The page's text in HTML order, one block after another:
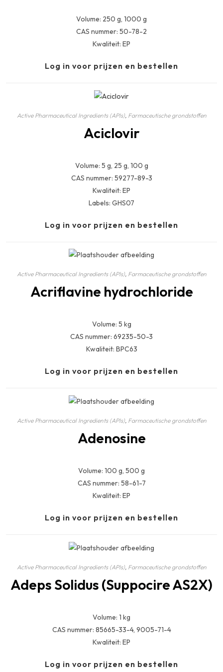
Volume: 250 g, 1000 g
CAS nummer: 50-78-2
Kwaliteit: EP
Log in voor prijzen en bestellen
Active Pharmaceutical Ingredients (APIs), Farmaceutische grondstoffen
Aciclovir
Volume: 5 g, 25 g, 100 g
CAS nummer: 59277-89-3
Kwaliteit: EP
Labels: GHS07
Log in voor prijzen en bestellen
Active Pharmaceutical Ingredients (APIs), Farmaceutische grondstoffen
Acriflavine hydrochloride
Volume: 5 kg
CAS nummer: 69235-50-3
Kwaliteit: BPC63
Log in voor prijzen en bestellen
Active Pharmaceutical Ingredients (APIs), Farmaceutische grondstoffen
Adenosine
Volume: 100 g, 500 g
CAS nummer: 58-61-7
Kwaliteit: EP
Log in voor prijzen en bestellen
Active Pharmaceutical Ingredients (APIs), Farmaceutische grondstoffen
Adeps Solidus (Suppocire AS2X)
Volume: 1 kg
CAS nummer: 85665-33-4, 9005-71-4
Kwaliteit: EP
Log in voor prijzen en bestellen